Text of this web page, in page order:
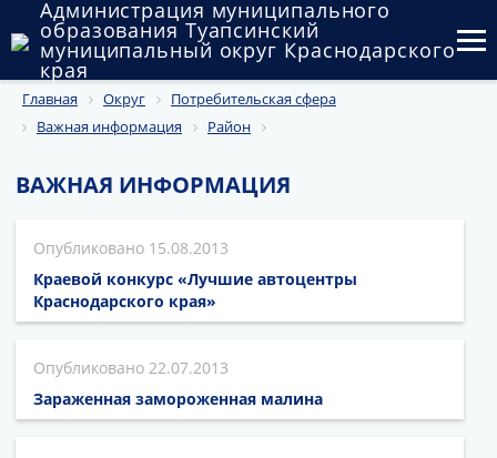
Администрация муниципального
образования Туапсинский
муниципальный округ Краснодарского
края
Округ
Государственный и муниципальный контроль
Муниципальное имущество
Документы
Главная Округ
Потребительская сфера
Важная информация
Район
ВАЖНАЯ ИНФОРМАЦИЯ
15.08.2013
Краевой конкурс «Лучшие автоцентры
Краснодарского края»
22.07.2013
Зараженная замороженная малина